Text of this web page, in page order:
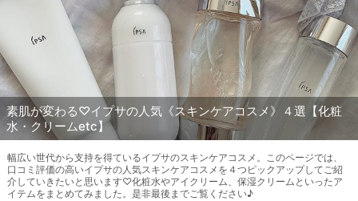
素肌が変わる♡イプサの人気《スキンケアコスメ》４選【化粧
水・クリームetc】
幅広い世代から支持を得ているイプサのスキンケアコスメ。このページでは、
口コミ評価の高いイプサの人気スキンケアコスメを４つピックアップしてご紹
介していきたいと思います♡化粧水やアイクリーム、保湿クリームといったア
イテムをまとめてみました。是非最後までご覧ください♪